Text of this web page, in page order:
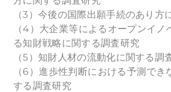
（3）今後の国際出願手続のあり方
（4）大企業等によるオープンイ
る知財戦略に関する調査研究
（5）知財人材の流動化に関する調
（6）進歩性判断における予測で
する調査研究